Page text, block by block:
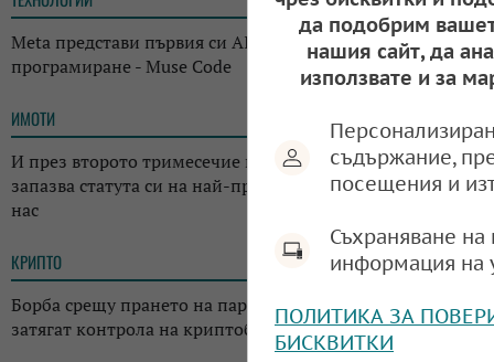
Meta представи първия си AI инструмент за
програмиране - Muse Code
ИМОТИ
И през второто тримесечие на годината: Къщата
запазва статута си на най-предпочитаното жилище у
нас
КРИПТО 13:02
Борба срещу прането на пари: Регулаторите в Япония
затягат контрола на криптоборсите в страната
да подобрим
нашия сайт, да
използвате и за
съдържание,
посещения и
Съхраняване
информация на
ПОЛИТИКА ЗА
БИСКВИТКИ